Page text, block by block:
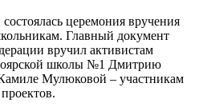
церемония вручения
Главный документ
вручил активистам
школы №1 Дмитрию
Мулюковой – участникам